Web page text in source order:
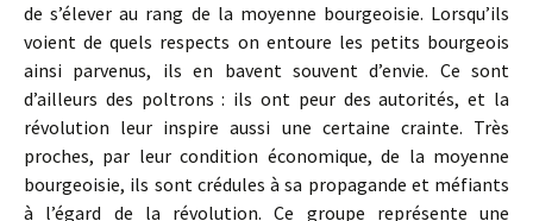
de s’élever au rang de la moyenne bourgeoisie. Lorsqu’ils
voient de quels respects on entoure les petits bourgeois
ainsi parvenus, ils en bavent souvent d’envie. Ce sont
d’ailleurs des poltrons : ils ont peur des autorités, et la
révolution leur inspire aussi une certaine crainte. Très
proches, par leur condition économique, de la moyenne
bourgeoisie, ils sont crédules à sa propagande et méfiants
à l’égard de la révolution. Ce groupe représente une